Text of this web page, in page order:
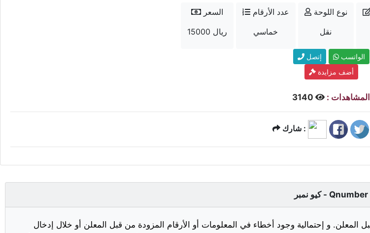
السعر
15000 ريال
عدد الأرقام
خماسي
نوع اللوحة
نقل
إتصل
الواتسب
أضف مزايدة
المشاهدات :
شارك :
كيو نمبر - Qnumber
و إحتمالية وجود أخطاء في المعلومات أو الأرقام المزودة من قبل المعلن أو خلال إدخال